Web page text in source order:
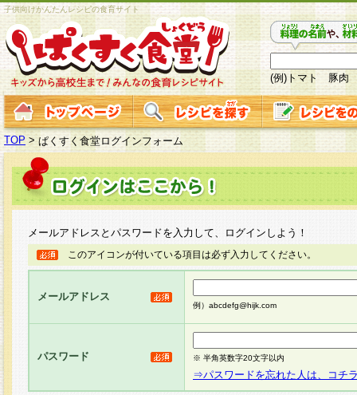
子供向けかんたんレシピの食育サイト
(例)トマト 豚肉
TOP > ぱくすく食堂ログインフォーム
メールアドレスとパスワードを入力して、ログインしよう！
このアイコンが付いている項目は必ず入力してください。
メールアドレス
例）abcdefg@hijk.com
パスワード ※ 半角英数字20文字以内
⇒パスワードを忘れた人は、コチ